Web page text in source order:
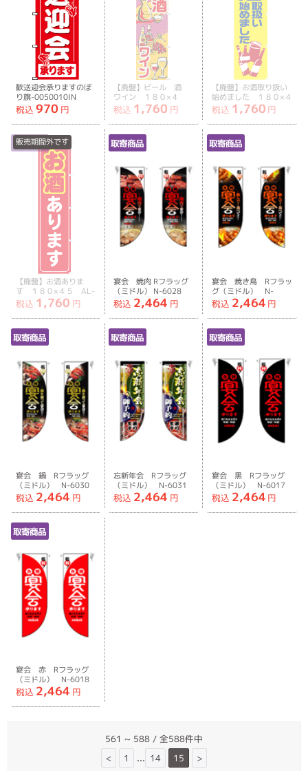
歓送迎会承りますのぼ
り旗-0050010IN
税込 970 円
【廃盤】ビール 酒
ワイン １８０×４
５ AL-CA8-0456
税込 1,760 円
【廃盤】お酒取り扱い
始めました １８０×４
５ AL-CA8-0794
税込 1,760 円
取寄商品
【廃盤】お酒ありま
す １８０×４５ AL-
CA8-0989
税込 1,760 円
販売期間外です 取寄商品
宴会 焼肉 Rフラッグ
（ミドル） N-6028
税込 2,464 円
取寄商品
宴会 焼き鳥 Rフラッ
グ（ミドル） N-
6029
税込 2,464 円
取寄商品
宴会 鍋 Rフラッグ
（ミドル） N-6030
税込 2,464 円
取寄商品
忘新年会 Rフラッグ
（ミドル） N-6031
税込 2,464 円
取寄商品
宴会 黒 Rフラッグ
（ミドル） N-6017
税込 2,464 円
取寄商品
宴会 赤 Rフラッグ
（ミドル） N-6018
税込 2,464 円
561 ~ 588 / 全588件中
<
1 ... 14 15 >